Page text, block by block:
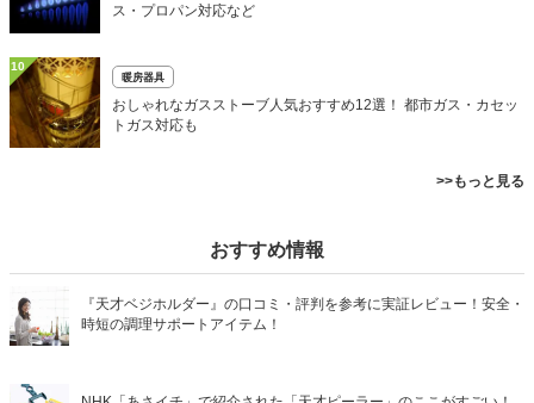
ス・プロパン対応など
10
暖房器具
おしゃれなガスストーブ人気おすすめ12選！ 都市ガス・カセッ
トガス対応も
>>もっと見る
おすすめ情報
『天才ベジホルダー』の口コミ・評判を参考に実証レビュー！安全・
時短の調理サポートアイテム！